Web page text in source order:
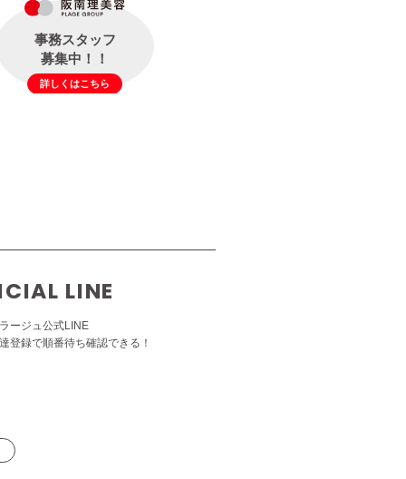
事務スタッフ
募集中！！
詳しくはこちら
LINE
ージュ公式LINE
登録で順番待ち確認できる！